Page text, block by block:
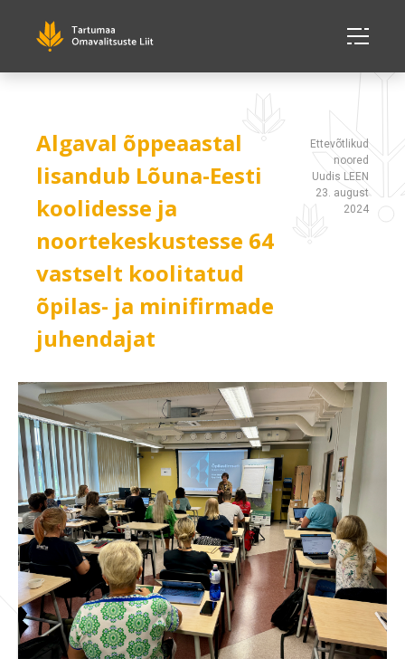
Algaval õppeaastal
lisandub Lõuna-Eesti
koolidesse ja
noortekeskustesse 64
vastselt koolitatud
õpilas- ja minifirmade
juhendajat
Ettevõtlikud
noored
Uudis LEEN
23. august
2024